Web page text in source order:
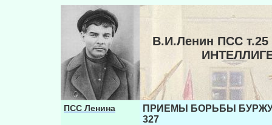
В.И.Ленин ПСС
ПСС Ленина
ПРИЕМЫ БОРЬБЫ
327